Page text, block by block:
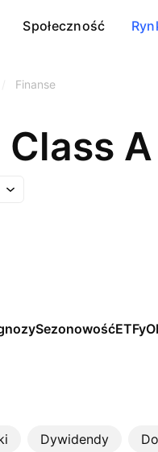
Społeczność
Finanse
Class A
SezonowośćETFy
Dywidendy